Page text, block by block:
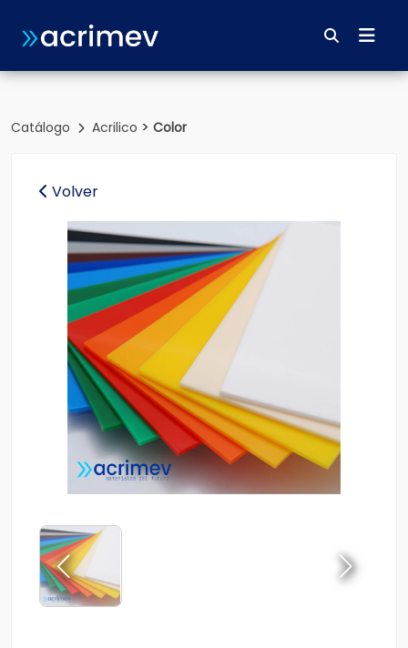
Catálogo Acrilico > Color
Volver